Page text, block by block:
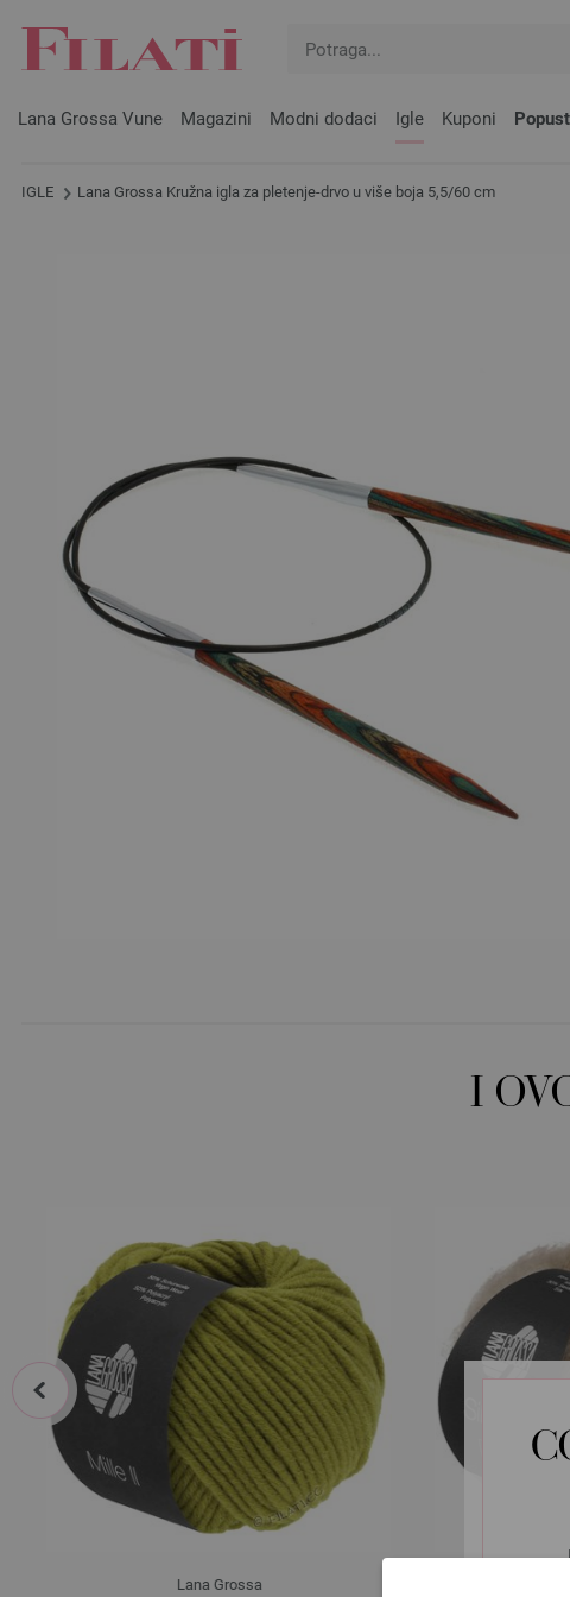
Lana Grossa Vune Magazini Modni dodaci Igle Kuponi
IGLE Lana Grossa Kružna igla za pletenje-drvo u više boja 5,5/60 cm
I
Lana Grossa
prev